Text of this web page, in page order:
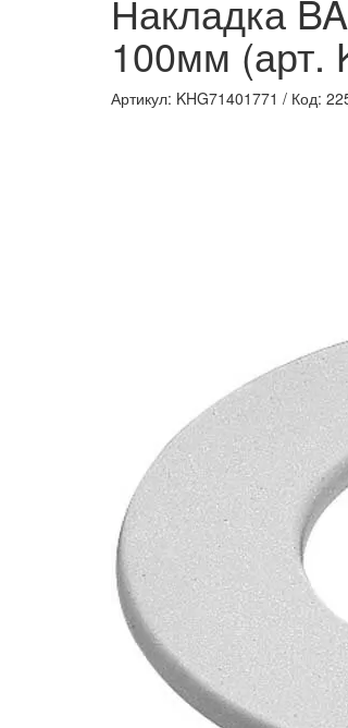
Накладка
100мм (арт.
Артикул: KHG71401771 / Код: